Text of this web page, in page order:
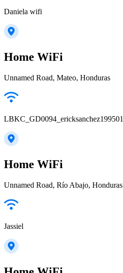
Daniela wifi
Home WiFi
Unnamed Road, Mateo, Honduras
LBKC_GD0094_ericksanchez199501
Home WiFi
Unnamed Road, Río Abajo, Honduras
Jassiel